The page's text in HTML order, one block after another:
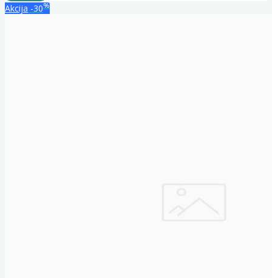
Akcija -30%